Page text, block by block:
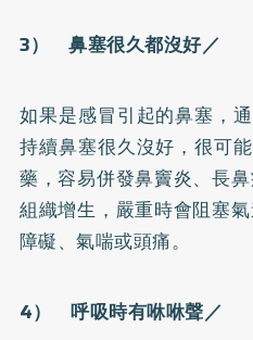
3） 鼻塞很久都沒好／
如果是感冒引起的鼻塞，
持續鼻塞很久沒好，很可
藥，容易併發鼻竇炎、長
組織增生，嚴重時會阻塞
障礙、氣喘或頭痛。
4） 呼吸時有咻咻聲／